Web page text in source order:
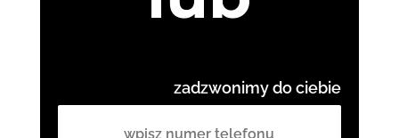
zadzwonimy do ciebie